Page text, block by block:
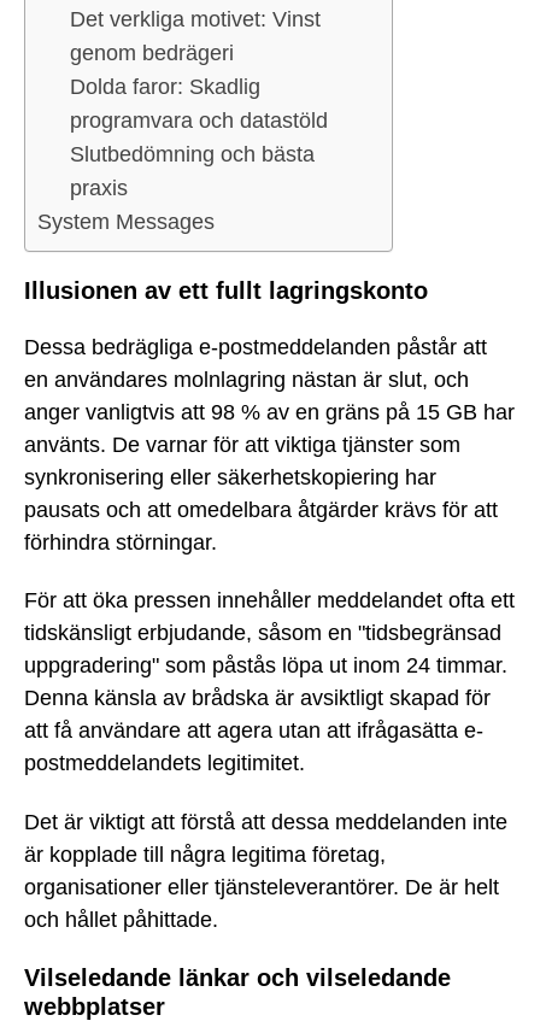
Det verkliga motivet: Vinst
genom bedrägeri
Dolda faror: Skadlig
programvara och datastöld
Slutbedömning och bästa
praxis
System Messages
Illusionen av ett fullt lagringskonto
Dessa bedrägliga e-postmeddelanden påstår att
en användares molnlagring nästan är slut, och
anger vanligtvis att 98 % av en gräns på 15 GB har
använts. De varnar för att viktiga tjänster som
synkronisering eller säkerhetskopiering har
pausats och att omedelbara åtgärder krävs för att
förhindra störningar.
För att öka pressen innehåller meddelandet ofta ett
tidskänsligt erbjudande, såsom en "tidsbegränsad
uppgradering" som påstås löpa ut inom 24 timmar.
Denna känsla av brådska är avsiktligt skapad för
att få användare att agera utan att ifrågasätta e-
postmeddelandets legitimitet.
Det är viktigt att förstå att dessa meddelanden inte
är kopplade till några legitima företag,
organisationer eller tjänsteleverantörer. De är helt
och hållet påhittade.
Vilseledande länkar och vilseledande
webbplatser